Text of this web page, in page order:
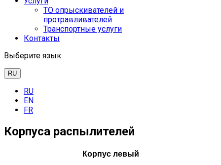
ТО опрыскивателей и
протравливателей
Транспортные услуги
Контакты
Выберите язык
RU
RU
EN
FR
Корпуса распылителей
Корпус левый